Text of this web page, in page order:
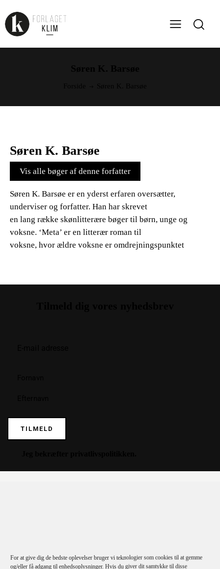
For at give dig de bedste oplevelser bruger vi teknologier som cookies til at gemme
og/eller få adgang til enhedsoplysninger. Hvis du giver dit samtykke til disse
Søren K. Barsøe
Vis alle bøger af denne forfatter
Søren K. Barsøe er en yderst erfaren oversætter,
underviser og forfatter. Han har skrevet
en lang række skønlitterære bøger til børn, unge og
voksne. ‘Meta’ er en litterær roman til
voksne, hvor ældre voksne er omdrejningspunktet
TILMELD